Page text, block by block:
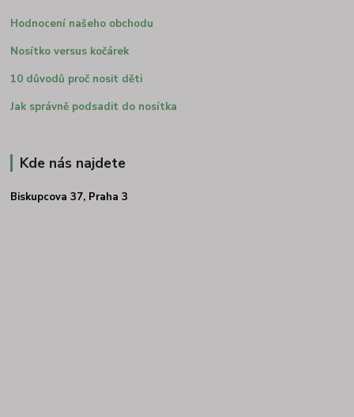
Hodnocení našeho obchodu
Nosítko versus kočárek
10 důvodů proč nosit děti
Jak správně podsadit do nosítka
Kde nás najdete
Biskupcova 37, Praha 3